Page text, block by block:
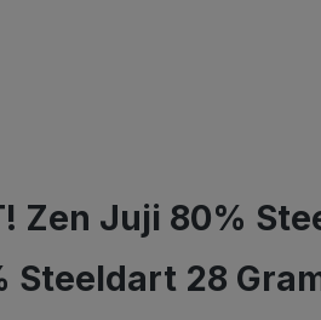
Zen Juji 80%
Steeldart 28